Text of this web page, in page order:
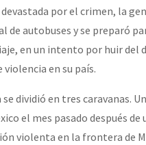
devastada por el crimen, la
de autobuses y se preparó
en un intento por huir del
violencia en su país.
se dividió en tres caravanas.
el mes pasado después de
violenta en la frontera de